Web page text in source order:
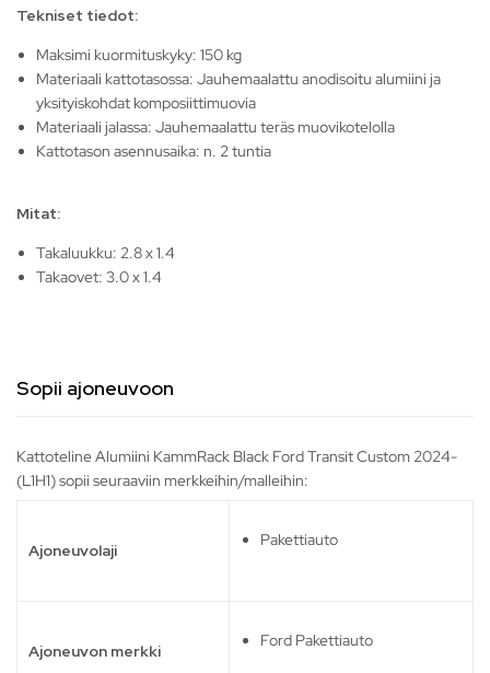
Tekniset tiedot:
Maksimi kuormituskyky: 150 kg
Materiaali kattotasossa: Jauhemaalattu anodisoitu alumiini ja
yksityiskohdat komposiittimuovia
Materiaali jalassa: Jauhemaalattu teräs muovikotelolla
Kattotason asennusaika: n. 2 tuntia
Mitat:
Takaluukku: 2.8 x 1.4
Takaovet: 3.0 x 1.4
Sopii ajoneuvoon
Kattoteline Alumiini KammRack Black Ford Transit Custom 2024-
(L1H1) sopii seuraaviin merkkeihin/malleihin:
Ajoneuvolaji
Pakettiauto
Ajoneuvon merkki
Ford Pakettiauto